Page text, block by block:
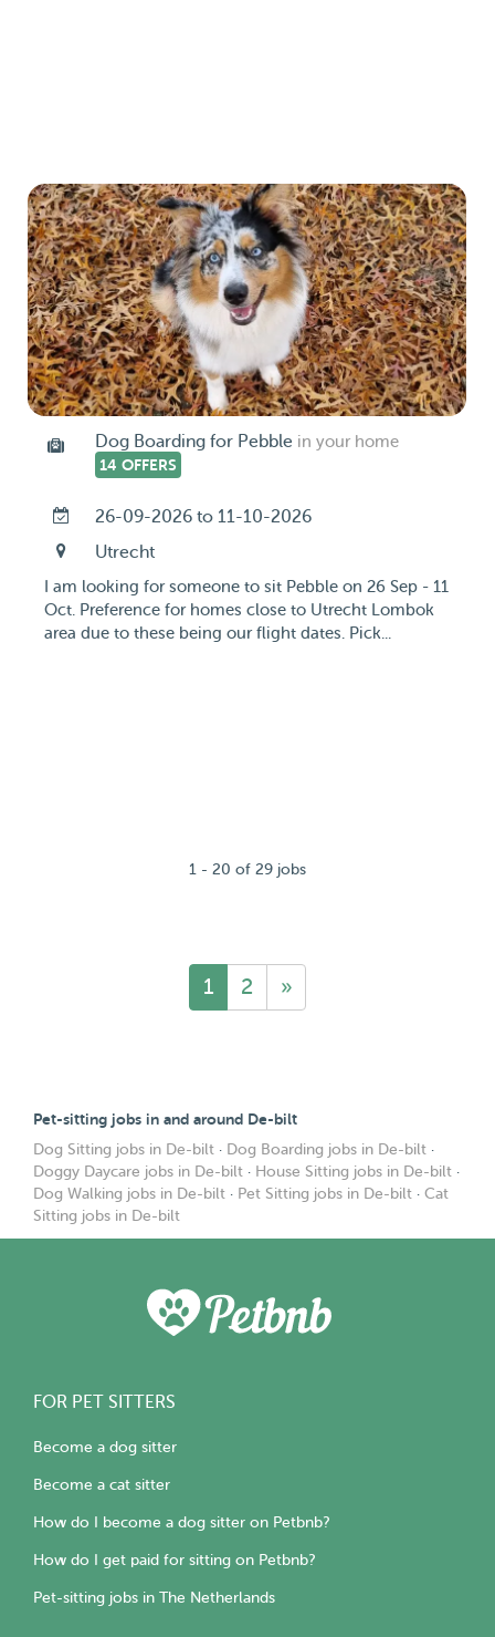
Dog Boarding for Pebble in your home
14 OFFERS
26-09-2026 to 11-10-2026
Utrecht
I am looking for someone to sit Pebble on 26 Sep - 11
Oct. Preference for homes close to Utrecht Lombok
area due to these being our flight dates. Pick...
1 - 20 of 29 jobs
1 2 »
Pet-sitting jobs in and around De-bilt
Dog Sitting jobs in De-bilt · Dog Boarding jobs in De-bilt ·
Doggy Daycare jobs in De-bilt · House Sitting jobs in De-bilt ·
Dog Walking jobs in De-bilt · Pet Sitting jobs in De-bilt · Cat
Sitting jobs in De-bilt
FOR PET SITTERS
Become a dog sitter
Become a cat sitter
How do I become a dog sitter on Petbnb?
How do I get paid for sitting on Petbnb?
Pet-sitting jobs in The Netherlands